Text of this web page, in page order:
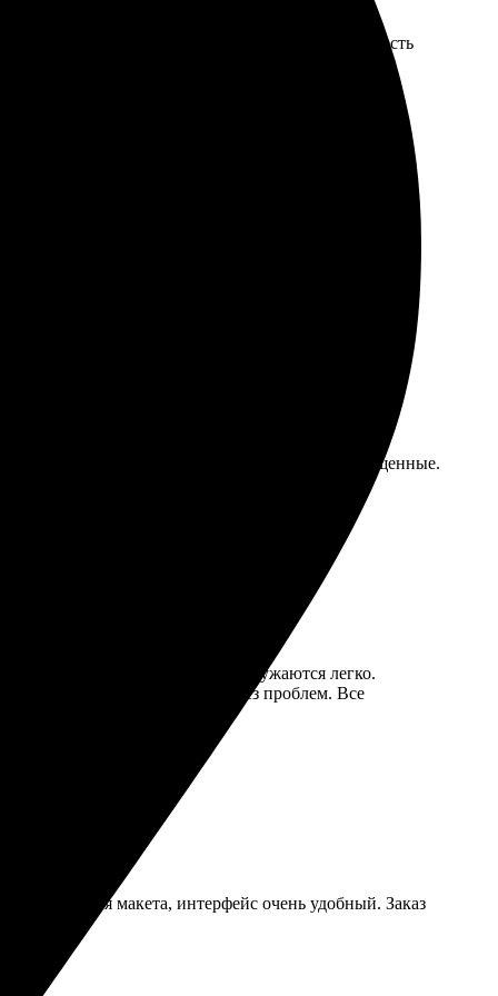
качество отличное. Радует, что есть возможность
обработали заказ, сроки соблюдены.
Качество отличное, цвета яркие и насыщенные.
Рекомендую всем!
Сайт удобный, фото загружаются легко.
Доставка была быстрой и без проблем. Все
создания макета, интерфейс очень удобный. Заказ